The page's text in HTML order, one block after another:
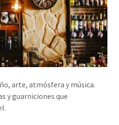
arte, atmósfera y música.
y guarniciones que